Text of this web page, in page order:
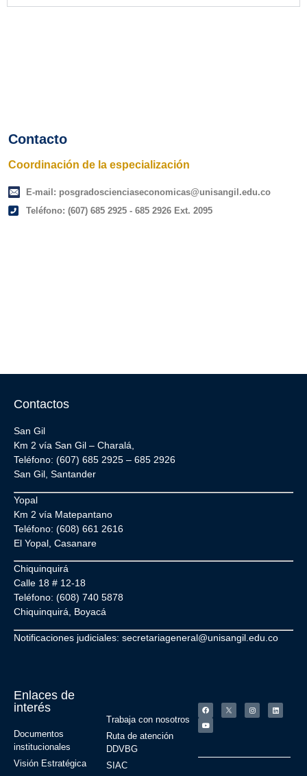
Contacto
Coordinación de la especialización
E-mail: posgradoscienciaseconomicas@unisangil.edu.co
Teléfono: (607) 685 2925 - 685 2926 Ext. 2095
Contactos
San Gil
Km 2 vía San Gil – Charalá,
Teléfono: (607) 685 2925 – 685 2926
San Gil, Santander
Yopal
Km 2 vía Matepantano
Teléfono: (608) 661 2616
El Yopal, Casanare
Chiquinquirá
Calle 18 # 12-18
Teléfono: (608) 740 5878
Chiquinquirá, Boyacá
Notificaciones judiciales: secretariageneral@unisangil.edu.co
Enlaces de
interés
Documentos
institucionales
Visión Estratégica
Trabaja con nosotros
Ruta de atención
DDVBG
SIAC